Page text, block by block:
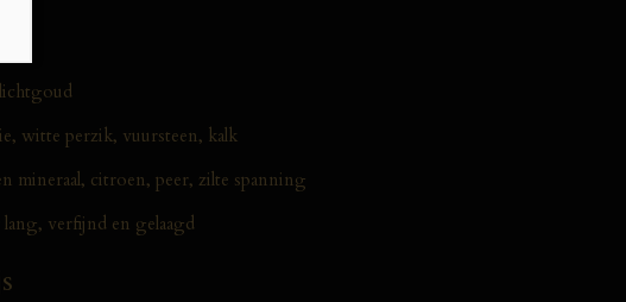
witte perzik, vuursteen, kalk
mineraal, citroen, peer, zilte spanning
lang, verfijnd en gelaagd